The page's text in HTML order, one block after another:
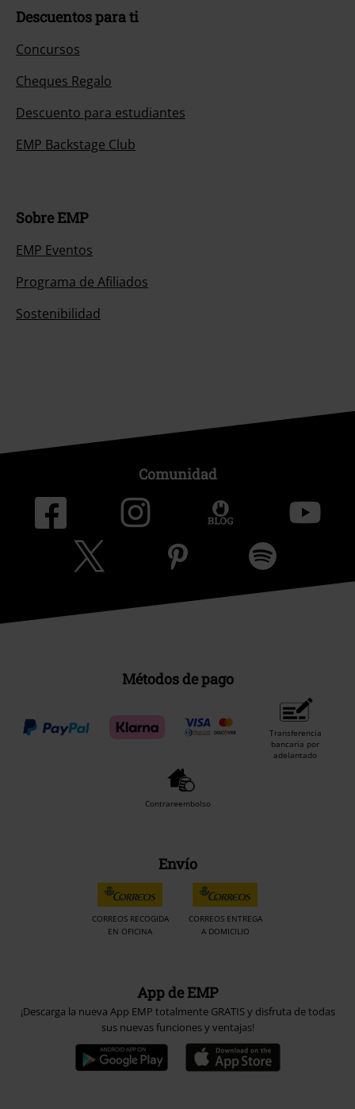
Descuentos para ti
Concursos
Cheques Regalo
Descuento para estudiantes
EMP Backstage Club
Sobre EMP
EMP Eventos
Programa de Afiliados
Sostenibilidad
Comunidad
Métodos de pago
Transferencia
bancaria por
adelantado
Contrareembolso
Envío
CORREOS RECOGIDA
EN OFICINA
CORREOS ENTREGA
A DOMICILIO
App de EMP
¡Descarga la nueva App EMP totalmente GRATIS y disfruta de todas
sus nuevas funciones y ventajas!